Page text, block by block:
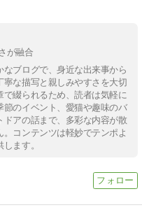
が融合
ブログで、身近な出来事から
な描写と親しみやすさを大切
綴られるため、読者は気軽に
のイベント、愛猫や趣味のバ
アの話まで、多彩な内容が散
コンテンツは軽妙でテンポよ
ます。